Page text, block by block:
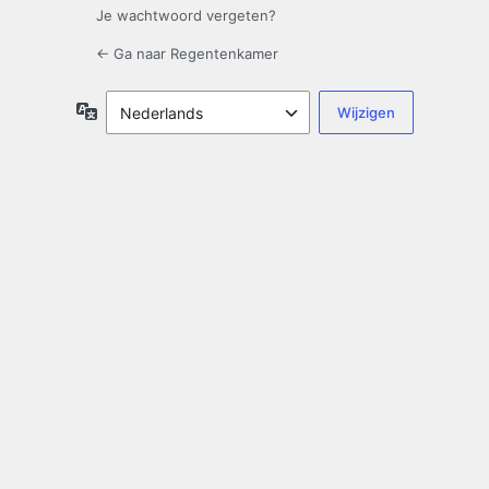
Je wachtwoord vergeten?
← Ga naar Regentenkamer
Taal